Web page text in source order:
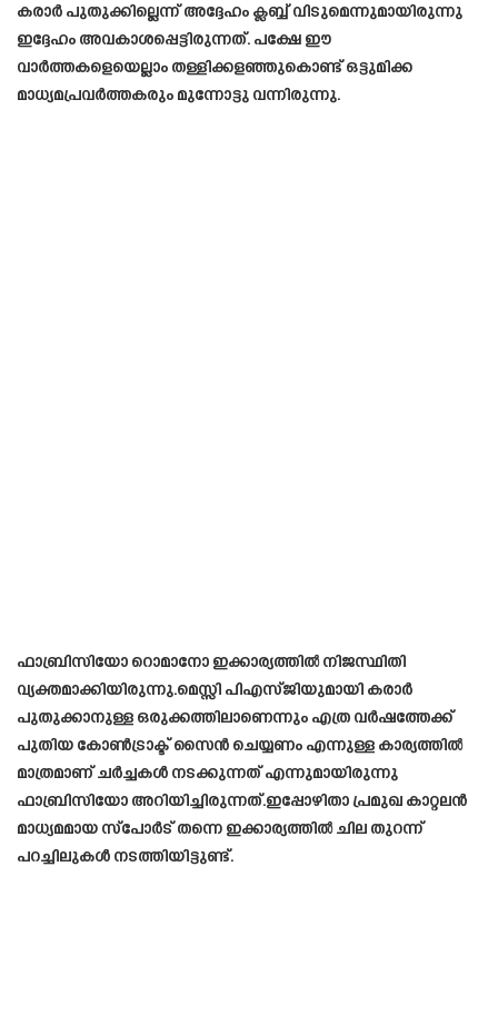
കരാർ പുതുക്കില്ലെന്ന് അദ്ദേഹം ക്ലബ്ബ് വിടുമെന്നുമായിരുന്നു
ഇദ്ദേഹം അവകാശപ്പെട്ടിരുന്നത്. പക്ഷേ ഈ
വാർത്തകളെയെല്ലാം തള്ളിക്കളഞ്ഞുകൊണ്ട് ഒട്ടുമിക്ക
മാധ്യമപ്രവർത്തകരും മുന്നോട്ടു വന്നിരുന്നു.
ഫാബ്രിസിയോ റൊമാനോ ഇക്കാര്യത്തിൽ നിജസ്ഥിതി
വ്യക്തമാക്കിയിരുന്നു.മെസ്സി പിഎസ്ജിയുമായി കരാർ
പുതുക്കാനുള്ള ഒരുക്കത്തിലാണെന്നും എത്ര വർഷത്തേക്ക്
പുതിയ കോൺട്രാക്ട് സൈൻ ചെയ്യണം എന്നുള്ള കാര്യത്തിൽ
മാത്രമാണ് ചർച്ചകൾ നടക്കുന്നത് എന്നുമായിരുന്നു
ഫാബ്രിസിയോ അറിയിച്ചിരുന്നത്.ഇപ്പോഴിതാ പ്രമുഖ കാറ്റലൻ
മാധ്യമമായ സ്പോർട് തന്നെ ഇക്കാര്യത്തിൽ ചില തുറന്ന്
പറച്ചിലുകൾ നടത്തിയിട്ടുണ്ട്.